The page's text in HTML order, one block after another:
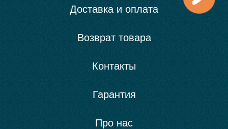
Доставка и оплата
Возврат товара
Контакты
Гарантия
Про нас